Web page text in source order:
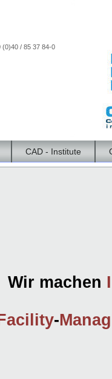
(0)40 / 85 37 84-0
CAD - Institute
Wir machen
-